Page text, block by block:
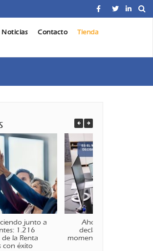
Inversiones
AXA. Planificación Financiera e
Noticias Contacto Tienda
junto a
1.216
la Renta
con éxito
Ahora que ha
declaración de la
momento de planificar